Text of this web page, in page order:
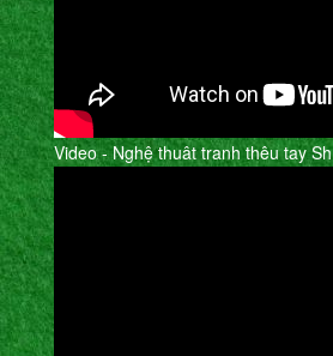
Video - Nghệ thuât tranh thêu tay Sh